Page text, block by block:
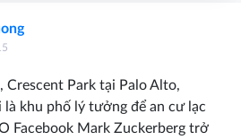
Crescent Park tại Palo Alto,
khu phố lý tưởng để an cư lạc
Facebook Mark Zuckerberg trở